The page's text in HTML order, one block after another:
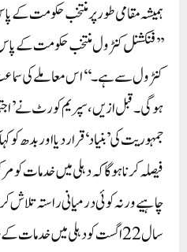
ہمیشہ مقامی طور پر منتخب حکومت کے
’’فنکشنل کنٹرول منتخب حکومت کے
ہوگی۔قبل ازیں، سپریم کورٹ نے
جمہوریت کی ’بنیاد‘ قرار دیا اور بدھ کو
فیصلہ کرنا ہوگا کہ دہلی میں خدمات کو
چاہیے ورنہ کوئی درمیانی راستہ
سال 22 اگست کو دہلی میں